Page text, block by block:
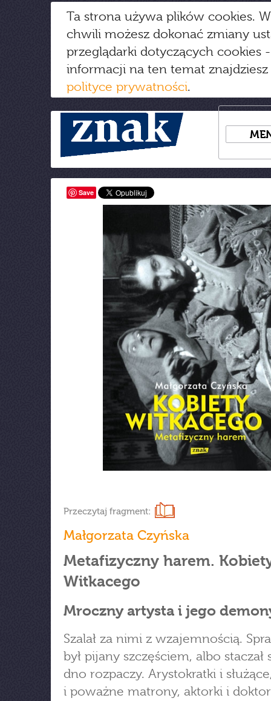
Ta strona używa plików cookies.
chwili możesz dokonać zmiany
przeglądarki dotyczących cookies
informacji na ten temat
polityce prywatności.
Save
Przeczytaj fragment:
Małgorzata Czyńska
Metafizyczny harem.
Witkacego
Mroczny artysta i jego
Szalał za nimi z wzajemnością.
był pijany szczęściem, albo staczał
dno rozpaczy. Arystokratki i
i poważne matrony, aktorki i